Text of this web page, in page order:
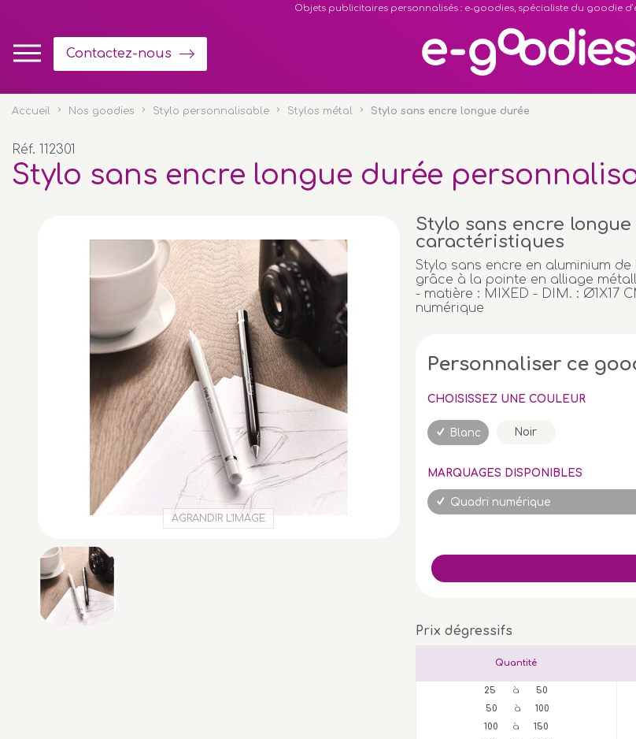
Objets publicitaires personnalisés : e-goodies, spécialiste du goodie
Contactez-nous
Accueil Nos goodies Stylo personnalisable Stylos métal Stylo sans encre longue durée
Réf. 112301
Stylo sans encre longue durée
AGRANDIR L'IMAGE
Stylo sans encre longue
caractéristiques
Stylo sans encre en aluminium
grâce à la pointe en alliage
- matière : MIXED - DIM. : Ø1X17
numérique
Personnaliser ce
CHOISISSEZ UNE COULEUR
Blanc Noir
MARQUAGES DISPONIBLES
Quadri numérique
Prix dégressifs
Quantité
25 à50
50 à 100
100 à 150